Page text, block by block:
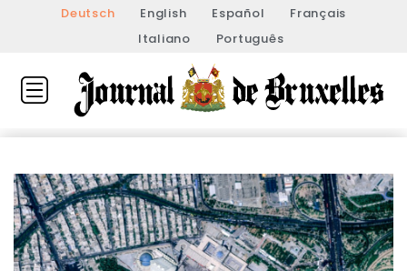
Deutsch English Español
Français
Italiano
Português